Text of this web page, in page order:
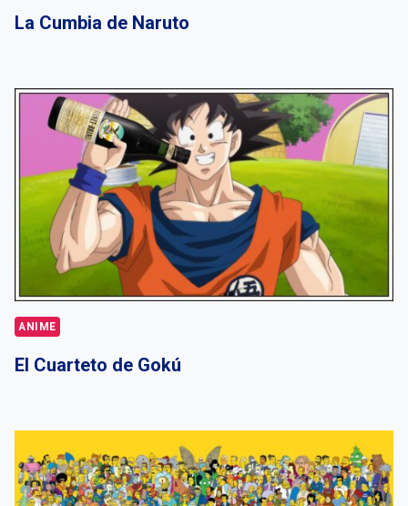
La Cumbia de Naruto
ANIME
El Cuarteto de Gokú